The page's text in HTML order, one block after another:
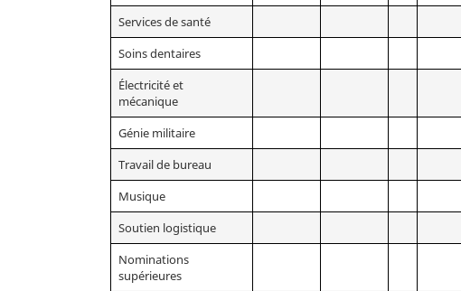
Services de santé
Soins dentaires
Électricité et
mécanique
Génie militaire
Travail de bureau
Musique
Soutien logistique
Nominations
supérieures